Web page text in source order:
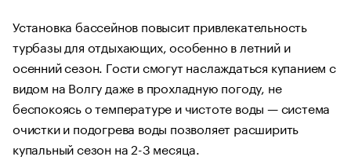
Установка бассейнов повысит привлекательность
турбазы для отдыхающих, особенно в летний и
осенний сезон. Гости смогут наслаждаться купанием с
видом на Волгу даже в прохладную погоду, не
беспокоясь о температуре и чистоте воды — система
очистки и подогрева воды позволяет расширить
купальный сезон на 2-3 месяца.